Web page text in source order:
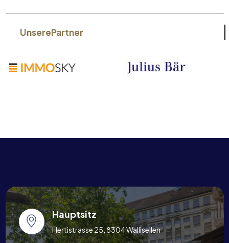
UnserePartner
Hauptsitz
Hertistrasse 25, 8304 Wallisellen